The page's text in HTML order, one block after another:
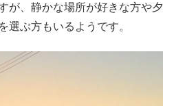
が、静かな場所が好きな方や夕
選ぶ方もいるようです。